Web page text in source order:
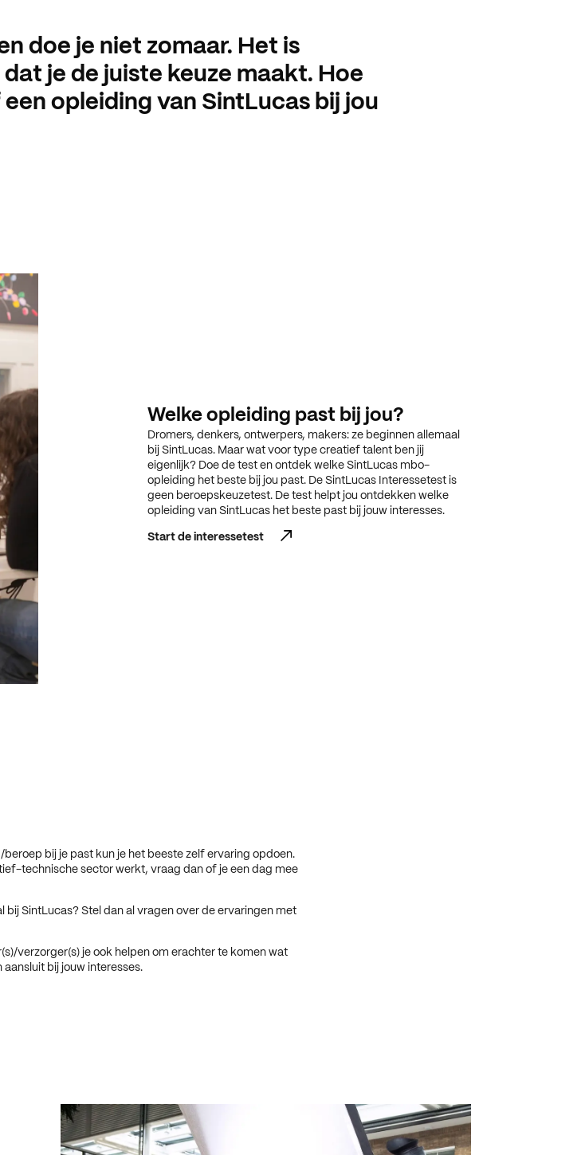
doe je niet zomaar. Het is
je de juiste keuze maakt. Hoe
opleiding van SintLucas bij jou
Welke opleiding past bij jou?
Dromers, denkers, ontwerpers, makers: ze beginnen allemaal
bij SintLucas. Maar wat voor type creatief talent ben jij
eigenlijk? Doe de test en ontdek welke SintLucas mbo-
opleiding het beste bij jou past. De SintLucas Interessetest is
geen beroepskeuzetest. De test helpt jou ontdekken welke
opleiding van SintLucas het beste past bij jouw interesses.
Start de interessetest
bij je past kun je het beeste zelf ervaring opdoen.
technische sector werkt, vraag dan of je een dag mee
bij SintLucas? Stel dan al vragen over de ervaringen met
verzorger(s) je ook helpen om erachter te komen wat
bij jouw interesses.